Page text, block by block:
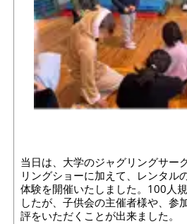
当日は、大学のジャグリングサー
リングショーに加えて、レンタル
体験を開催いたしました。100人
したが、子供会の主催者様や、参
評をいただくことが出来ました。